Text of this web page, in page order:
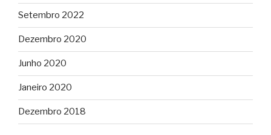
Setembro 2022
Dezembro 2020
Junho 2020
Janeiro 2020
Dezembro 2018